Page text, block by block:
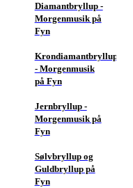
Diamantbryllup -
Morgenmusik på
Fyn
Krondiamantbryllup
- Morgenmusik
på Fyn
Jernbryllup -
Morgenmusik på
Fyn
Sølvbryllup og
Guldbryllup på
Fyn